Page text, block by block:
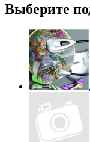
Выберите